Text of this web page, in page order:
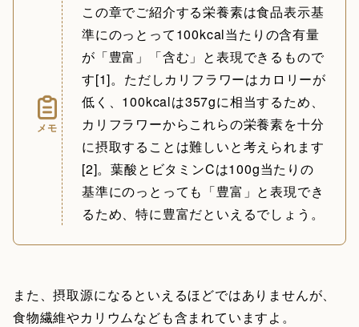
メモ
この章でご紹介する栄養素は食品表示基
準にのっとって100kcal当たりの含有量
が「豊富」「含む」と表現できるもので
す[1]。ただしカリフラワーはカロリーが
低く、100kcalは357gに相当するため、
カリフラワーからこれらの栄養素を十分
に摂取することは難しいと考えられます
[2]。葉酸とビタミンCは100g当たりの
基準にのっとっても「豊富」と表現でき
るため、特に豊富だといえるでしょう。
また、摂取源になるといえるほどではありませんが、
食物繊維やカリウムなども含まれていますよ。